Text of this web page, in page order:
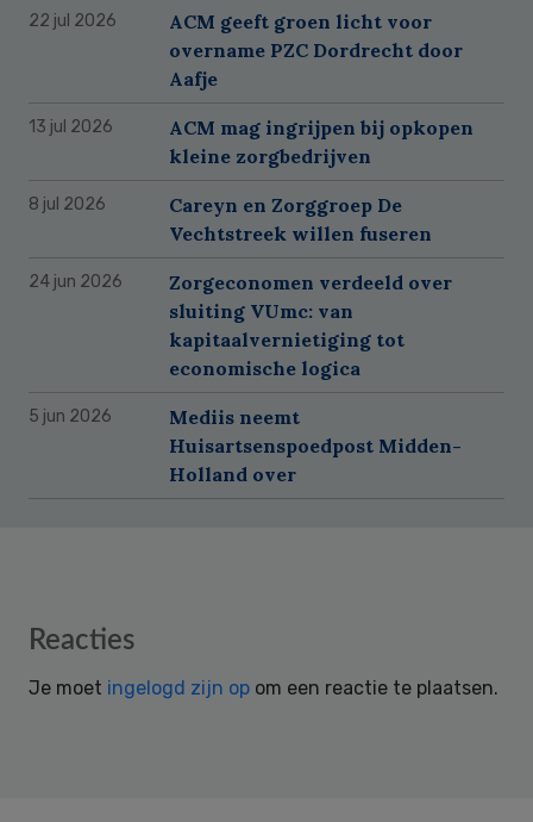
22 jul 2026
ACM geeft groen licht voor
overname PZC Dordrecht door
Aafje
13 jul 2026
ACM mag ingrijpen bij opkopen
kleine zorgbedrijven
8 jul 2026
Careyn en Zorggroep De
Vechtstreek willen fuseren
24 jun 2026
Zorgeconomen verdeeld over
sluiting VUmc: van
kapitaalvernietiging tot
economische logica
5 jun 2026
Mediis neemt
Huisartsenspoedpost Midden-
Holland over
Reader
Reacties
Je moet ingelogd zijn op om een reactie te plaatsen.